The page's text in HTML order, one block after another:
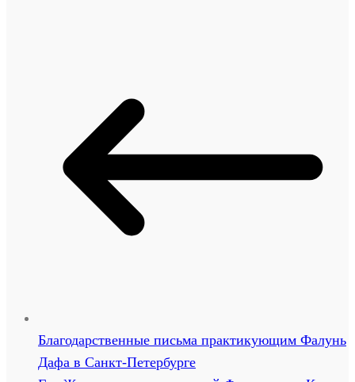
Благодарственные письма практикующим Фалунь
Дафа в Санкт-Петербурге